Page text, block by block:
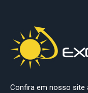
Confira em nosso site